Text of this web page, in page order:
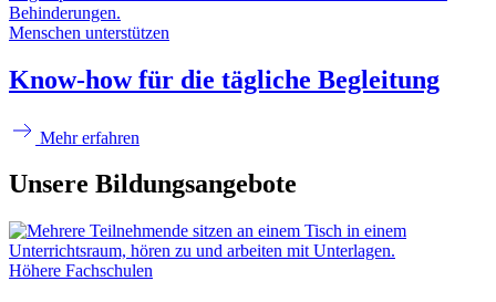
Menschen unterstützen
Know-how für die tägliche Begleitung
Mehr erfahren
Unsere Bildungsangebote
Höhere Fachschulen